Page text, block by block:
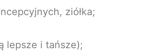
ziółka;
lepsze i tańsze);